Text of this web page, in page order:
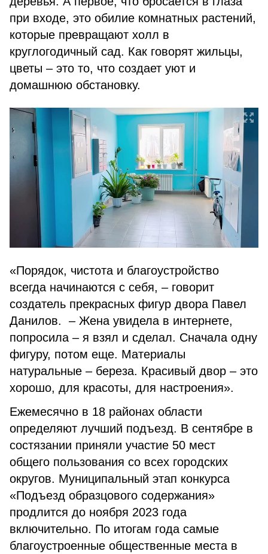
при входе, это обилие комнатных растений,
которые превращают холл в
круглогодичный сад. Как говорят жильцы,
цветы – это то, что создает уют и
домашнюю обстановку.
«Порядок, чистота и благоустройство
всегда начинаются с себя, – говорит
создатель прекрасных фигур двора Павел
Данилов. – Жена увидела в интернете,
попросила – я взял и сделал. Сначала одну
фигуру, потом еще. Материалы
натуральные – береза. Красивый двор – это
хорошо, для красоты, для настроения».
Ежемесячно в 18 районах области
определяют лучший подъезд. В сентябре в
состязании приняли участие 50 мест
общего пользования со всех городских
округов. Муниципальный этап конкурса
«Подъезд образцового содержания»
продлится до ноября 2023 года
включительно. По итогам года самые
благоустроенные общественные места в